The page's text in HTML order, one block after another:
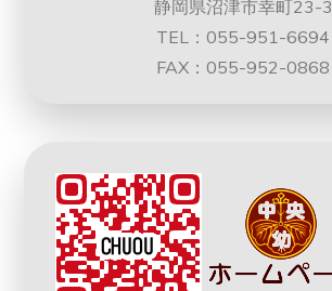
静岡県沼津市幸町23-3
TEL：055-951-6694
FAX：055-952-0868